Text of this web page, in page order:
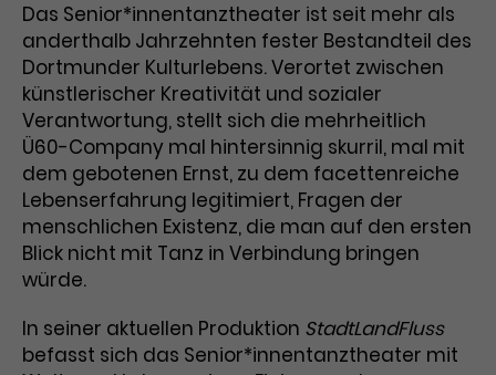
Name _gat_UA-63561367-1
Anbieter Google Analytics
Laufzeit 1 Minute
Zweck
Das ist ein von Google Analytics
gesetztes Cookie. Bestimmte
Daten werden nur maximal einmal
pro Minute an Google Analytics
gesendet. Solange es gesetzt ist,
Datenübertragungen
unterbunden.
Anbieter Google / DoubleClick
Laufzeit 3 Monate
Zweck
Dieses Cookie wird verwendet, um
Nutzerinteraktionen mit
Werbeanzeigen zu messen und
Remarketing-Funktionen
bereitzustellen.
Name IDE
Anbieter Google / DoubleClick
Das Senior*innentanztheater ist seit mehr als
anderthalb Jahrzehnten fester Bestandteil des
Dortmunder Kulturlebens. Verortet zwischen
künstlerischer Kreativität und sozialer
Verantwortung, stellt sich die mehrheitlich
Ü60-Company mal hintersinnig skurril, mal mit
dem gebotenen Ernst, zu dem facettenreiche
Lebenserfahrung legitimiert, Fragen der
menschlichen Existenz, die man auf den ersten
Blick nicht mit Tanz in Verbindung bringen
würde.
In seiner aktuellen Produktion StadtLandFluss
befasst sich das Senior*innentanztheater mit